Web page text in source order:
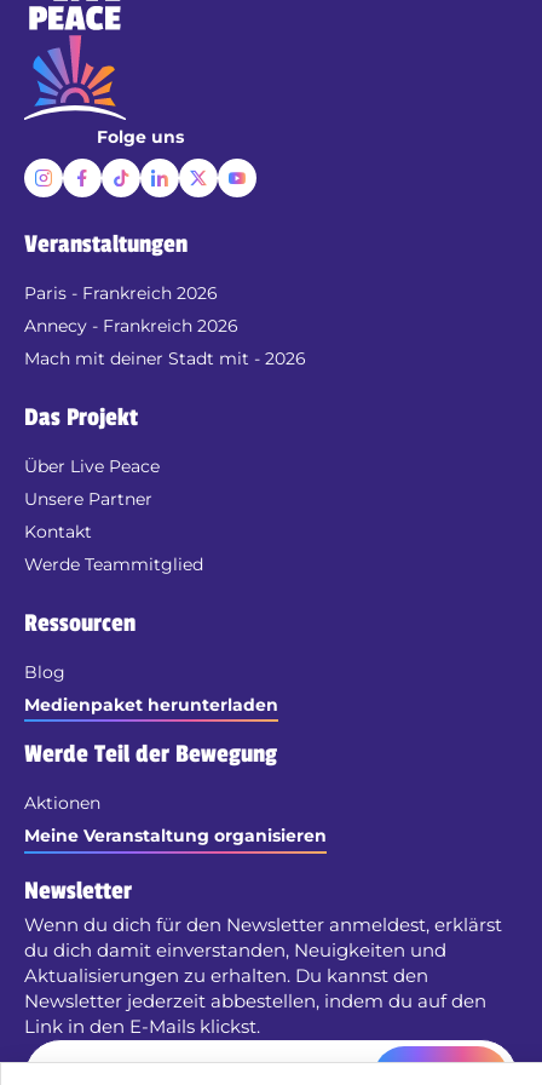
Folge uns
Veranstaltungen
Paris - Frankreich 2026
Annecy - Frankreich 2026
Mach mit deiner Stadt mit - 2026
Das Projekt
Über Live Peace
Unsere Partner
Kontakt
Werde Teammitglied
Ressourcen
Blog
Medienpaket herunterladen
Werde Teil der Bewegung
Aktionen
Meine Veranstaltung organisieren
Newsletter
Wenn du dich für den Newsletter anmeldest, erklärst
du dich damit einverstanden, Neuigkeiten und
Aktualisierungen zu erhalten. Du kannst den
Newsletter jederzeit abbestellen, indem du auf den
Link in den E-Mails klickst.